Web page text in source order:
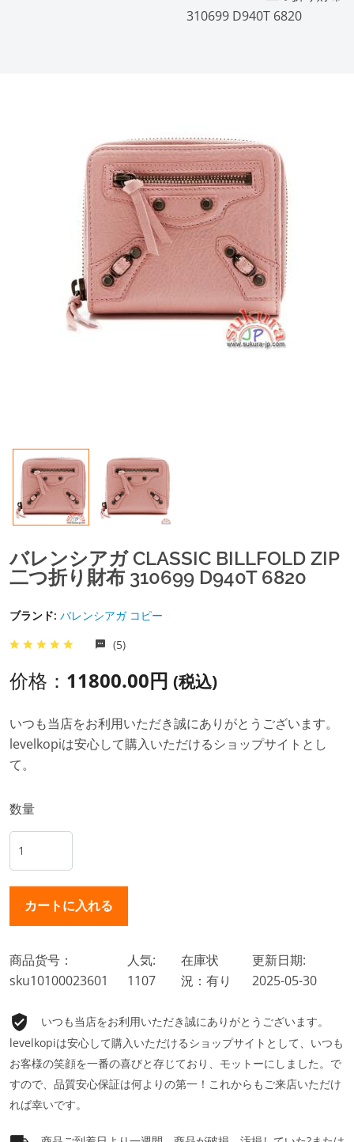
310699 D940T 6820
バレンシアガ CLASSIC BILLFOLD ZIP
二つ折り財布 310699 D940T 6820
ブランド: バレンシアガ コピー
(5)
价格： 11800.00円 (税込)
いつも当店をお利用いただき誠にありがとうございます。
levelkopiは安心して購入いただけるショップサイトとし
て。
数量
商品货号：
sku10100023601
人気:
1107
在庫状
況：有り
更新日期:
2025-05-30
いつも当店をお利用いただき誠にありがとうございます。
levelkopiは安心して購入いただけるショップサイトとして、いつも
お客様の笑顔を一番の喜びと存じており、モットーにしました。で
すので、品質安心保証は何よりの第一！これからもご来店いただけ
れば幸いです。